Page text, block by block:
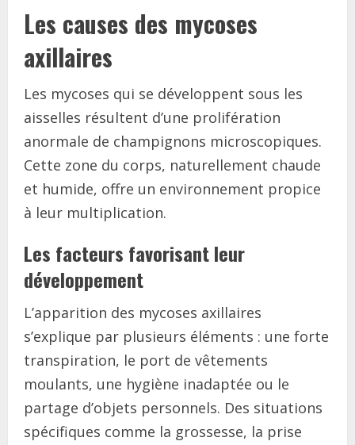
Les causes des mycoses
axillaires
Les mycoses qui se développent sous les
aisselles résultent d’une prolifération
anormale de champignons microscopiques.
Cette zone du corps, naturellement chaude
et humide, offre un environnement propice
à leur multiplication.
Les facteurs favorisant leur
développement
L’apparition des mycoses axillaires
s’explique par plusieurs éléments : une forte
transpiration, le port de vêtements
moulants, une hygiène inadaptée ou le
partage d’objets personnels. Des situations
spécifiques comme la grossesse, la prise